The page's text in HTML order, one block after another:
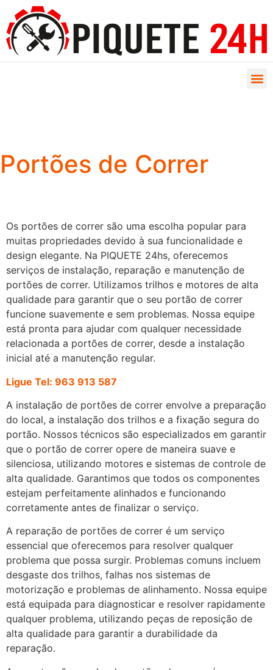
Portões de Correr
Os portões de correr são uma escolha popular para
muitas propriedades devido à sua funcionalidade e
design elegante. Na PIQUETE 24hs, oferecemos
serviços de instalação, reparação e manutenção de
portões de correr. Utilizamos trilhos e motores de alta
qualidade para garantir que o seu portão de correr
funcione suavemente e sem problemas. Nossa equipe
está pronta para ajudar com qualquer necessidade
relacionada a portões de correr, desde a instalação
inicial até a manutenção regular.
Ligue Tel: 963 913 587
A instalação de portões de correr envolve a preparação
do local, a instalação dos trilhos e a fixação segura do
portão. Nossos técnicos são especializados em garantir
que o portão de correr opere de maneira suave e
silenciosa, utilizando motores e sistemas de controle de
alta qualidade. Garantimos que todos os componentes
estejam perfeitamente alinhados e funcionando
corretamente antes de finalizar o serviço.
A reparação de portões de correr é um serviço
essencial que oferecemos para resolver qualquer
problema que possa surgir. Problemas comuns incluem
desgaste dos trilhos, falhas nos sistemas de
motorização e problemas de alinhamento. Nossa equipe
está equipada para diagnosticar e resolver rapidamente
qualquer problema, utilizando peças de reposição de
alta qualidade para garantir a durabilidade da
reparação.